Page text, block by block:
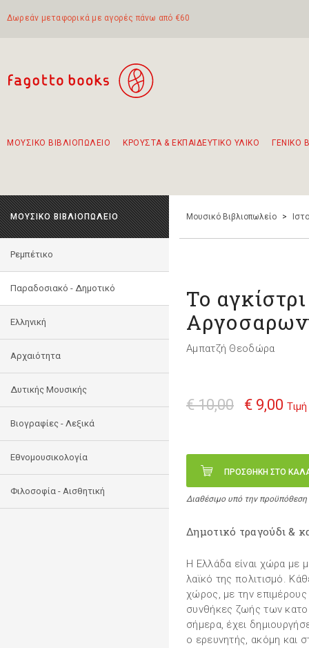
Δωρεάν μεταφορικά με αγορές πάνω από €60
ΜΟΥΣΙΚΟ ΒΙΒΛΙΟΠΩΛΕΙΟ ΚΡΟΥΣΤΑ & ΕΚΠΑΙΔΕΥΤΙΚΟ ΥΛΙΚΟ ΓΕΝΙΚΟ
ΜΟΥΣΙΚΟ ΒΙΒΛΙΟΠΩΛΕΙΟ
Ρεμπέτικο
Παραδοσιακό - Δημοτικό
Ελληνική
Αρχαιότητα
Δυτικής Μουσικής
Βιογραφίες - Λεξικά
Εθνομουσικολογία
Φιλοσοφία - Αισθητική
Μουσικό Βιβλιοπωλείο >
Το
Αμπατζή Θεοδώρα
€ 10,00 € 9,00
ΠΡΟΣΘΗΚΗ ΣΤΟ
Διαθέσιμο υπό την
Δημοτικό τραγούδι &
Η Ελλάδα είναι χώρα με
λαϊκό της πολιτισμό.
χώρος, με την επιμέρους
συνθήκες ζωής των
σήμερα, έχει
ο ερευνητής, ακόμη και